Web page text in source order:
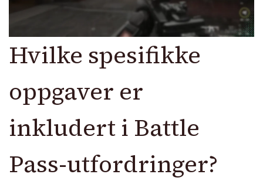
Hvilke spesifikke
oppgaver er
inkludert i Battle
Pass-utfordringer?